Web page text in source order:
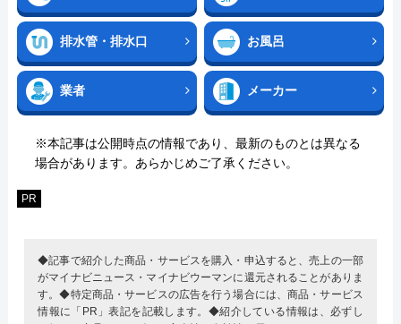
排水管・排水口 お風呂
業者 メーカー
※本記事は公開時点の情報であり、最新のものとは異なる
場合があります。あらかじめご了承ください。
PR
◆記事で紹介した商品・サービスを購入・申込すると、売上の一部
がマイナビニュース・マイナビウーマンに還元されることがありま
す。◆特定商品・サービスの広告を行う場合には、商品・サービス
情報に「PR」表記を記載します。◆紹介している情報は、必ずし